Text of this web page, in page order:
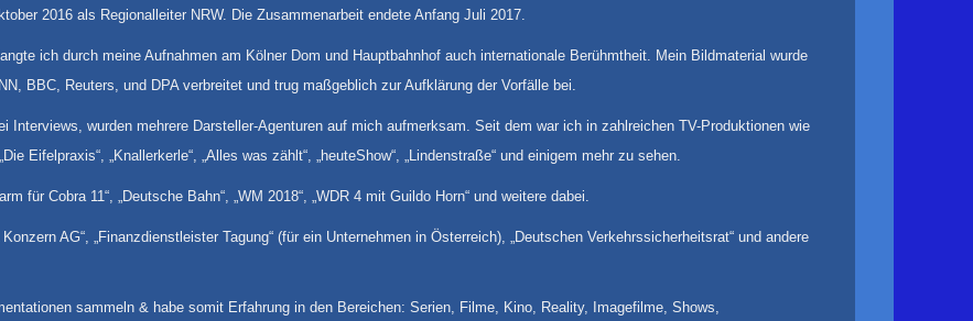
2016 als Regionalleiter NRW. Die Zusammenarbeit endete Anfang Juli 2017.
ich durch meine Aufnahmen am Kölner Dom und Hauptbahnhof auch internationale Berühmtheit. Mein Bildmaterial wurde
BBC, Reuters, und DPA verbreitet und trug maßgeblich zur Aufklärung der Vorfälle bei.
Interviews, wurden mehrere Darsteller-Agenturen auf mich aufmerksam. Seit dem war ich in zahlreichen TV-Produktionen wie
Eifelpraxis“, „Knallerkerle“, „Alles was zählt“, „heuteShow“, „Lindenstraße“ und einigem mehr zu sehen.
für Cobra 11“, „Deutsche Bahn“, „WM 2018“, „WDR 4 mit Guildo Horn“ und weitere dabei.
AG“, „Finanzdienstleister Tagung“ (für ein Unternehmen in Österreich), „Deutschen Verkehrssicherheitsrat“ und andere
sammeln & habe somit Erfahrung in den Bereichen: Serien, Filme, Kino, Reality, Imagefilme, Shows,